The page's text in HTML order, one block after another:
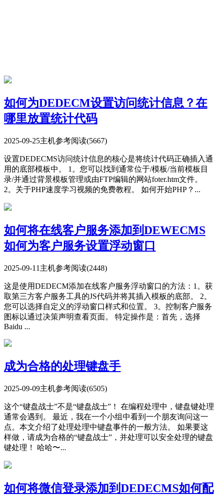
如何为DEDECM设置访问统计信息？在
哪里放置统计代码
2025-09-25主机参考阅读(5667)
设置DEDECMS访问统计信息的核心是将统计代码正确插入通
用的底部模板中。 1。您可以找到通常位于/模板/当前模板目
录/并通过背景模板管理或由FTP编辑的网站foter.htm文件。
2。关于PHP速度学习视频的免费教程。 如何开始PHP？...
如何将在线客户服务添加到DEWECMS
如何为客户服务设置浮动窗口
2025-09-11 主机参考阅读(2448)
这是使用DEDECM添加在线客户服务浮动窗口的方法：1。获
取第三方客户服务工具的​​JS代码并将其插入模板的底部。 2。
您可以选择自定义的浮动窗口样式和位置。 3。控制客户服务
图标以通过决策声明查看页面。 特定操作是：首先，选择
Baidu ...
成为合格的处理键盘手
2025-09-09主机参考阅读(6505)
这个“键盘战士”不是“键盘战士”！ 在编程处理中，键盘键处理
通常会遇到。 最近，我在一个小组中看到一个朋友询问这一
点。本文介绍了处理处理中键盘事件的一般方法。 如果要这
样做，请成为合格的“键盘战士”，并处理可以安全处理的键盘
键处理！ 哈哈〜...
如何将微信登录添加到DEDECMS如何配